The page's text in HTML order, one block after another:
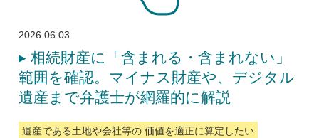
2026.06.03
▸相続財産に「含まれる・含まれない」
範囲を確認。マイナス財産や、デジタル
遺産まで弁護士が網羅的に解説
遺産である土地や会社等の 価値を適正に算定したい